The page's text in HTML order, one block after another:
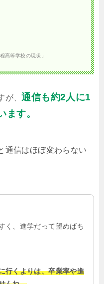
高等学校の現状」
が、通信も約2人に1
ます。
通信はほぼ変わらない
く、進学だって望めばち
行くよりは、卒業率や進